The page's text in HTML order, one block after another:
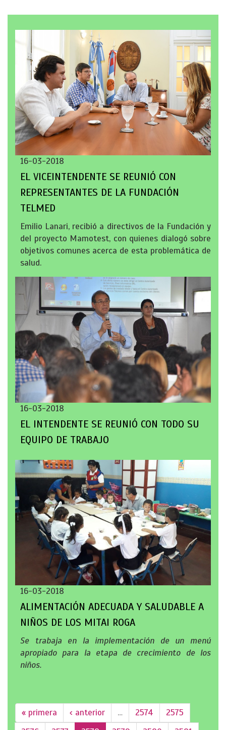
16-03-2018
EL VICEINTENDENTE SE REUNIÓ CON
REPRESENTANTES DE LA FUNDACIÓN
TELMED
Emilio Lanari, recibió a directivos de la Fundación y
del proyecto Mamotest, con quienes dialogó sobre
objetivos comunes acerca de esta problemática de
salud.
16-03-2018
EL INTENDENTE SE REUNIÓ CON TODO SU
EQUIPO DE TRABAJO
16-03-2018
ALIMENTACIÓN ADECUADA Y SALUDABLE A
NIÑOS DE LOS MITAI ROGA
Se trabaja en la implementación de un menú
apropiado para la etapa de crecimiento de los
niños.
« primera ‹ anterior … 2574
2575